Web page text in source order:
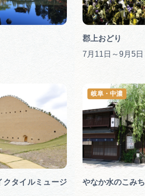
郡上おどり
7月11日～9月5日
タイルミュージ
やなか水のこみち
岐阜・中濃